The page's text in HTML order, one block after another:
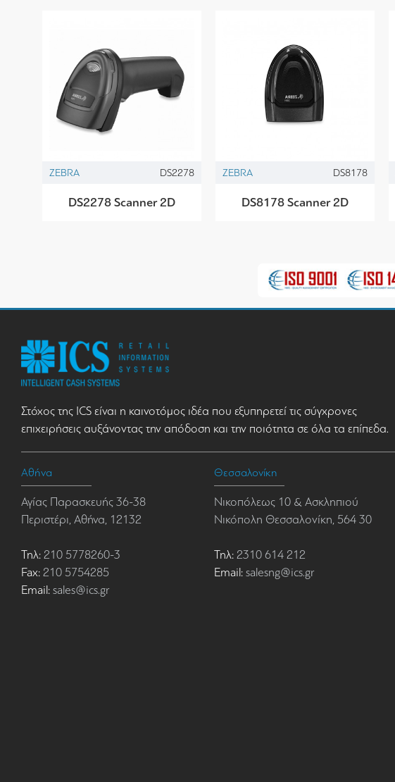
ZEBRA DS2278
DS2278 Scanner 2D
ZEBRA DS8178
DS8178 Scanner 2D
Στόχος της ICS είναι η καινοτόμος ιδέα που εξυπηρετεί τις σύγχρονες
επιχειρήσεις αυξάνοντας την απόδοση και την ποιότητα σε όλα τα επίπεδα.
Αθήνα
Αγίας Παρασκευής 36-38
Περιστέρι, Αθήνα, 12132
Τηλ: 210 5778260-3
Fax: 210 5754285
Email: sales@ics.gr
Θεσσαλονίκη
Νικοπόλεως 10 & Ασκληπιού
Νικόπολη Θεσσαλονίκη, 564 30
Τηλ: 2310 614 212
Email: salesng@ics.gr